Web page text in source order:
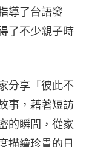
導了台語發
了不少親子時
分享「彼此不
事，藉著短訪
的瞬間，從家
描繪珍貴的日